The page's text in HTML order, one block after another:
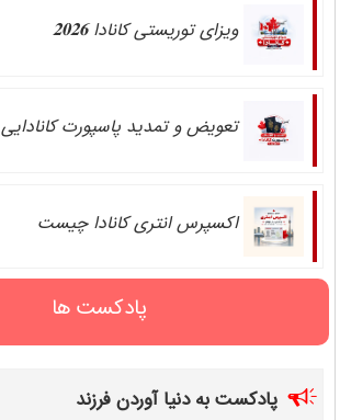
ویزای توریستی کانادا 𝟐𝟎𝟐𝟔
تعویض و تمدید پاسپورت کانادایی
اکسپرس انتری کانادا چیست
پادکست ها
پادکست به دنیا آوردن فرزند